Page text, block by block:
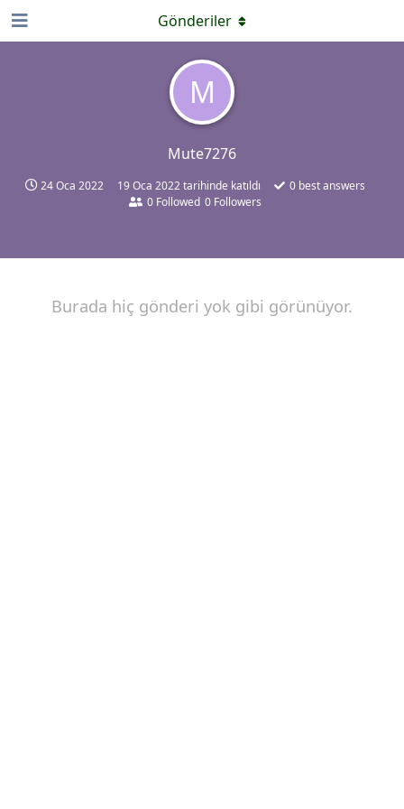
M
Mute7276
24 Oca 2022 19 Oca 2022tarihinde katıldı 0 best answers
0 Followed 0 Followers
Gönderiler
Burada hiç gönderi yok gibi görünüyor.